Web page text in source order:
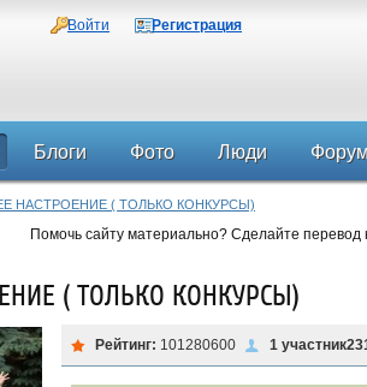
Войти Регистрация
Блоги Фото Люди
НАСТРОЕНИЕ ( ТОЛЬКО КОНКУРСЫ)
Помочь сайту материально? Сделайте
( ТОЛЬКО КОНКУРСЫ)
Рейтинг: 101280600 1